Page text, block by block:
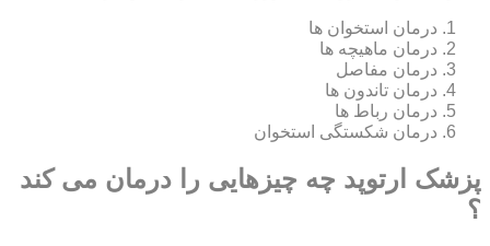
درمان استخوان ها
درمان ماهیچه ها
درمان مفاصل
درمان تاندون ها
درمان رباط ها
درمان شکستگی استخوان
پزشک ارتوپد چه چیزهایی را درمان می کند
؟